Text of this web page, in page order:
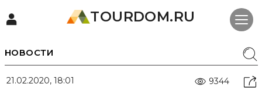
TOURDOM.RU
НОВОСТИ
21.02.2020, 18:01 9344